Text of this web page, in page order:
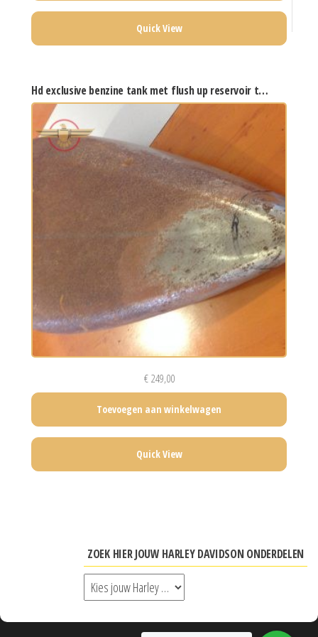
Quick View
hd exclusive benzine tank met flush up reservoir tankdop
€249,00
Toevoegen aan winkelwagen
Quick View
ZOEK HIER JOUW HARLEY DAVIDSON ONDERDELEN